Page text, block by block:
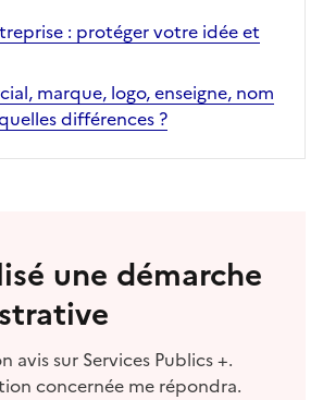
: protéger votre idée et
marque, logo, enseigne, nom
différences ?
une démarche
avis sur Services Publics +.
concernée me répondra.